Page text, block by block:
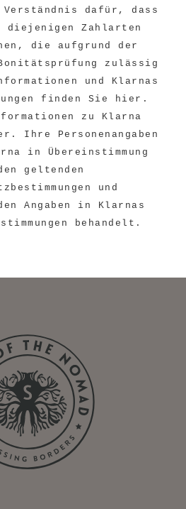
dafür, dass
diejenigen Zahlarten
die aufgrund der
zulässig
und Klarnas
finden Sie hier .
zu Klarna
. Ihre Personenangaben
in Übereinstimmung
geltenden
und
Angaben in Klarnas
behandelt.